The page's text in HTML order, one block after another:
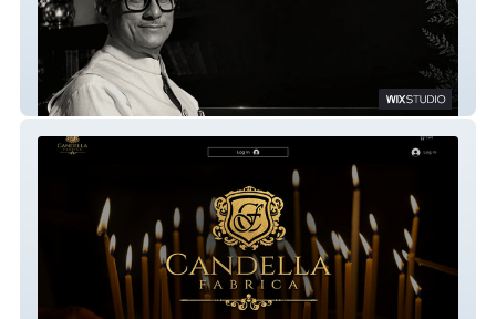
drcbsatpathy